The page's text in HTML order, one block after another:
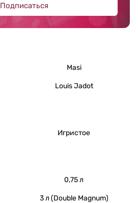
Подписаться
Masi
Louis Jadot
Игристое
0,75 л
3 л (Double Magnum)